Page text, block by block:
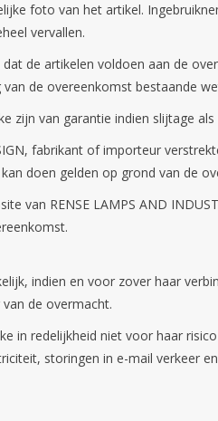
foto van het artikel.
vervallen.
dat de artikelen voldoen aan de
de overeenkomst bestaande
zijn van garantie indien slijtage
fabrikant of importeur
doen gelden op grond van de
van RENSE LAMPS AND
indien en voor zover haar
de overmacht.
in redelijkheid niet voor haar
storingen in e-mail verkeer